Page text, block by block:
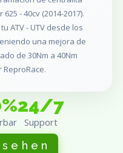
- 40cv (2014-2017).
ATV - UTV desde los
una mejora de
de 30Nm a 40Nm
ReproRace.
24/7
Support